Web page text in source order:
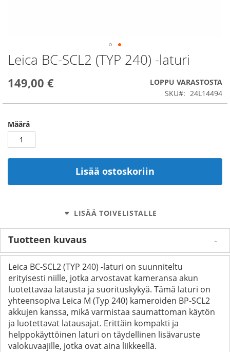
Leica BC-SCL2 (TYP 240) -laturi
149,00 €
LOPPU VARASTOSTA
SKU
24L14494
Määrä
Lisää ostoskoriin
LISÄÄ TOIVELISTALLE
Skip
to
beginning
the
gallery
Tuotteen kuvaus
Leica BC-SCL2 (TYP 240) -laturi on suunniteltu
erityisesti niille, jotka arvostavat kameransa akun
luotettavaa latausta ja suorituskykyä. Tämä laturi on
yhteensopiva Leica M (Typ 240) kameroiden BP-SCL2
akkujen kanssa, mikä varmistaa saumattoman käytön
ja luotettavat latausajat. Erittäin kompakti ja
helppokäyttöinen laturi on täydellinen lisävaruste
valokuvaajille, jotka ovat aina liikkeellä.